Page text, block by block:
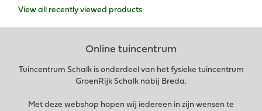
View all recently viewed products
Online tuincentrum
Tuincentrum Schalk is onderdeel van het fysieke tuincentrum
GroenRijk Schalk nabij Breda.
Met deze webshop hopen wij iedereen in zijn wensen te